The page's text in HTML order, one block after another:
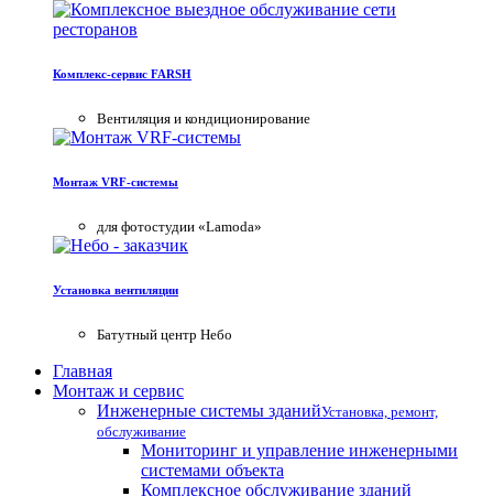
Комплекс-сервис FARSH
Вентиляция и кондиционирование
Монтаж VRF-системы
для фотостудии «Lamoda»
Установка вентиляции
Батутный центр Небо
Главная
Монтаж и сервис
Инженерные системы зданийУстановка, ремонт,
обслуживание
Мониторинг и управление инженерными
системами объекта
Комплексное обслуживание зданий